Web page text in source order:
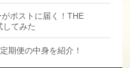
ポストに届く！THE
してみた
期便の中身を紹介！